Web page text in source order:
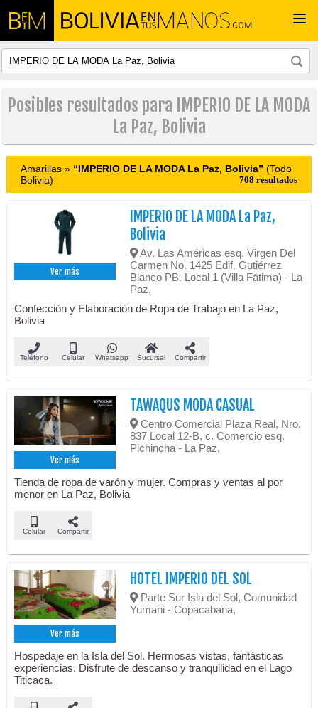
Posibles resultados para IMPERIO DE LA MODA
La Paz, Bolivia
Amarillas » “IMPERIO DE LA MODA La Paz, Bolivia” (Todo
Bolivia)
708 resultados
Ver más
IMPERIO DE LA MODA La Paz,
Bolivia
Av. Las Américas esq. Virgen Del
Carmen No. 1425 Edif. Gutiérrez
Blanco PB. Local 1 (Villa Fátima) - La
Paz,
Confección y Elaboración de Ropa de Trabajo en La Paz,
Bolivia
Teléfono Celular Whatsapp Sucursal Compartir
Ver más
TAWAQUS MODA CASUAL
Centro Comercial Plaza Real, Nro.
837 Local 12-B, c. Comercio esq.
Pichincha - La Paz,
Tienda de ropa de varón y mujer. Compras y ventas al por
menor en La Paz, Bolivia
Celular Compartir
Ver más
HOTEL IMPERIO DEL SOL
Parte Sur Isla del Sol, Comunidad
Yumani - Copacabana,
Hospedaje en la Isla del Sol. Hermosas vistas, fantásticas
experiencias. Disfrute de descanso y tranquilidad en el Lago
Titicaca.